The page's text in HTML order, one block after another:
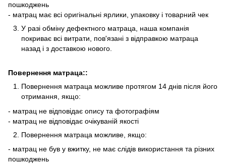
пошкоджень
- матрац має всі оригінальні ярлики, упаковку і товарний чек
У разі обміну дефектного матраца, наша компанія
покриває всі витрати, пов'язані з відправкою матраца
назад і з доставкою нового.
Повернення матраца::
Повернення матраца можливе протягом 14 днів після його
отримання, якщо:
- матрац не відповідає опису та фотографіям
- матрац не відповідає очікуваній якості
Повернення матраца можливе, якщо:
- матрац не був у вжитку, не має слідів використання та різних
пошкоджень